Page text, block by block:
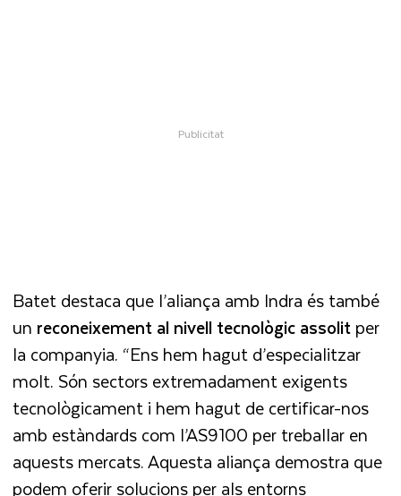
Batet destaca que l’aliança amb Indra és també
un reconeixement al nivell tecnològic assolitper
la companyia. “Ens hem hagut d’especialitzar
molt. Són sectors extremadament exigents
tecnològicament i hem hagut de certificar-nos
amb estàndards com l’AS9100 per treballar en
aquests mercats. Aquesta aliança demostra que
podem oferir solucions per als entorns